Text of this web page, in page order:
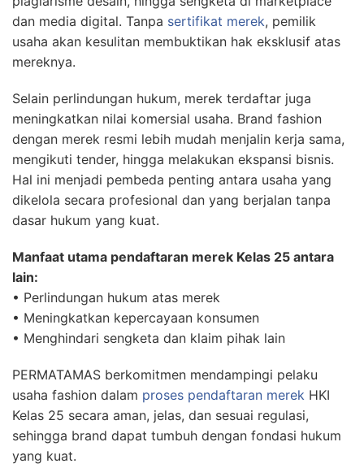
dan media digital. Tanpa sertifikat merek, pemilik
usaha akan kesulitan membuktikan hak eksklusif atas
mereknya.
Selain perlindungan hukum, merek terdaftar juga
meningkatkan nilai komersial usaha. Brand fashion
dengan merek resmi lebih mudah menjalin kerja sama,
mengikuti tender, hingga melakukan ekspansi bisnis.
Hal ini menjadi pembeda penting antara usaha yang
dikelola secara profesional dan yang berjalan tanpa
dasar hukum yang kuat.
Manfaat utama pendaftaran merek Kelas 25 antara
lain:
• Perlindungan hukum atas merek
• Meningkatkan kepercayaan konsumen
• Menghindari sengketa dan klaim pihak lain
PERMATAMAS berkomitmen mendampingi pelaku
usaha fashion dalam proses pendaftaran merek HKI
Kelas 25 secara aman, jelas, dan sesuai regulasi,
sehingga brand dapat tumbuh dengan fondasi hukum
yang kuat.